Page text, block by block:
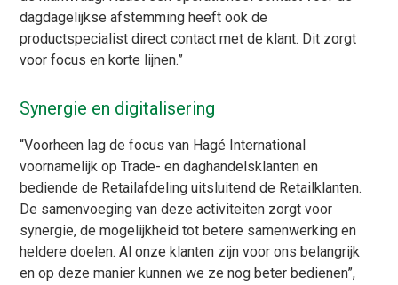
dagdagelijkse afstemming heeft ook de
productspecialist direct contact met de klant. Dit zorgt
voor focus en korte lijnen.”
Synergie en digitalisering
“Voorheen lag de focus van Hagé International
voornamelijk op Trade- en daghandelsklanten en
bediende de Retailafdeling uitsluitend de Retailklanten.
De samenvoeging van deze activiteiten zorgt voor
synergie, de mogelijkheid tot betere samenwerking en
heldere doelen. Al onze klanten zijn voor ons belangrijk
en op deze manier kunnen we ze nog beter bedienen”,